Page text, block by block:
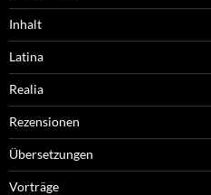
Inhalt
Latina
Realia
Rezensionen
Übersetzungen
Vorträge